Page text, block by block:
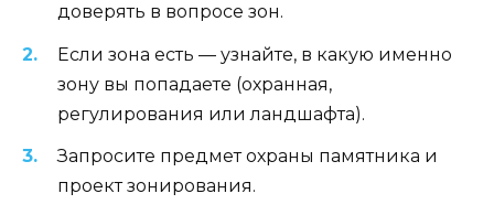
доверять в вопросе зон.
Если зона есть — узнайте, в какую именно
зону вы попадаете (охранная,
регулирования или ландшафта).
Запросите предмет охраны памятника и
проект зонирования.